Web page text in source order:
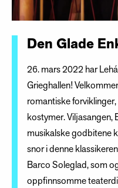
Den Glade
26. mars 2022 har
Grieghallen!
romantiske
kostymer. Viljasangen,
musikalske godbitene
snor i denne
Barco Soleglad, som
oppfinnsomme